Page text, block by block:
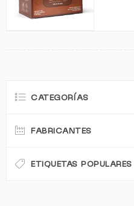
CATEGORÍAS
FABRICANTES
ETIQUETAS POPULARES